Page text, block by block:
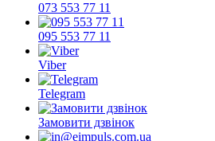
073 553 77 11
095 553 77 11
Viber
Telegram
Замовити дзвінок